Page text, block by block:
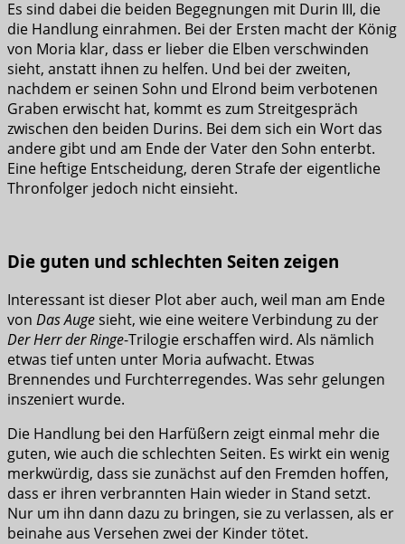
Es sind dabei die beiden Begegnungen mit Durin III, die
die Handlung einrahmen. Bei der Ersten macht der König
von Moria klar, dass er lieber die Elben verschwinden
sieht, anstatt ihnen zu helfen. Und bei der zweiten,
nachdem er seinen Sohn und Elrond beim verbotenen
Graben erwischt hat, kommt es zum Streitgespräch
zwischen den beiden Durins. Bei dem sich ein Wort das
andere gibt und am Ende der Vater den Sohn enterbt.
Eine heftige Entscheidung, deren Strafe der eigentliche
Thronfolger jedoch nicht einsieht.
Die guten und schlechten Seiten zeigen
Interessant ist dieser Plot aber auch, weil man am Ende
von Das Augesieht, wie eine weitere Verbindung zu der
Der Herr der Ringe-Trilogie erschaffen wird. Als nämlich
etwas tief unten unter Moria aufwacht. Etwas
Brennendes und Furchterregendes. Was sehr gelungen
inszeniert wurde.
Die Handlung bei den Harfüßern zeigt einmal mehr die
guten, wie auch die schlechten Seiten. Es wirkt ein wenig
merkwürdig, dass sie zunächst auf den Fremden hoffen,
dass er ihren verbrannten Hain wieder in Stand setzt.
Nur um ihn dann dazu zu bringen, sie zu verlassen, als er
beinahe aus Versehen zwei der Kinder tötet.